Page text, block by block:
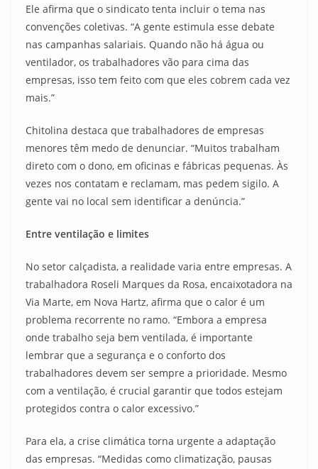
Ele afirma que o sindicato tenta incluir o tema nas
convenções coletivas. “A gente estimula esse debate
nas campanhas salariais. Quando não há água ou
ventilador, os trabalhadores vão para cima das
empresas, isso tem feito com que eles cobrem cada vez
mais.”
Chitolina destaca que trabalhadores de empresas
menores têm medo de denunciar. “Muitos trabalham
direto com o dono, em oficinas e fábricas pequenas. Às
vezes nos contatam e reclamam, mas pedem sigilo. A
gente vai no local sem identificar a denúncia.”
Entre ventilação e limites
No setor calçadista, a realidade varia entre empresas. A
trabalhadora Roseli Marques da Rosa, encaixotadora na
Via Marte, em Nova Hartz, afirma que o calor é um
problema recorrente no ramo. “Embora a empresa
onde trabalho seja bem ventilada, é importante
lembrar que a segurança e o conforto dos
trabalhadores devem ser sempre a prioridade. Mesmo
com a ventilação, é crucial garantir que todos estejam
protegidos contra o calor excessivo.”
Para ela, a crise climática torna urgente a adaptação
das empresas. “Medidas como climatização, pausas